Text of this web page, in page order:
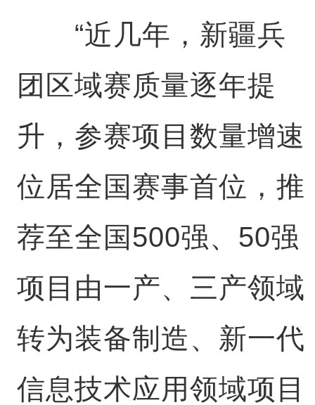
“近几年，新疆兵
团区域赛质量逐年提
升，参赛项目数量增速
位居全国赛事首位，推
荐至全国500强、50强
项目由一产、三产领域
转为装备制造、新一代
信息技术应用领域项目